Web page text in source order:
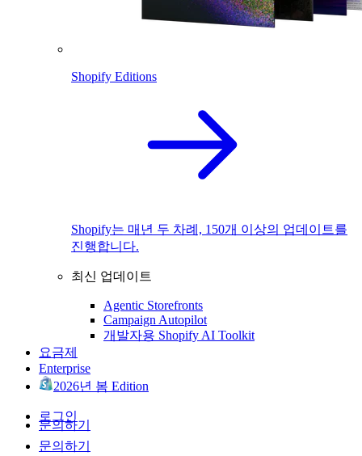
Shopify Editions
Shopify는 매년 두 차례, 150개 이상의 업데이트를
진행합니다.
최신 업데이트
Agentic Storefronts
Campaign Autopilot
개발자용 Shopify AI Toolkit
요금제
Enterprise
2026년 봄 Edition
로그인
문의하기
문의하기